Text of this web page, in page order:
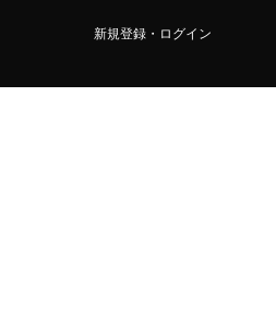
新規登録・ログイン